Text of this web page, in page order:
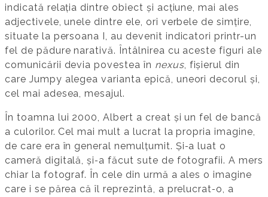
indicată relația dintre obiect și acțiune, mai ales
adjectivele, unele dintre ele, ori verbele de simțire,
situate la persoana I, au devenit indicatori printr-un
fel de pădure narativă. Întâlnirea cu aceste figuri ale
comunicării devia povestea în nexus, fișierul din
care Jumpy alegea varianta epică, uneori decorul și,
cel mai adesea, mesajul.
În toamna lui 2000, Albert a creat și un fel de bancă
a culorilor. Cel mai mult a lucrat la propria imagine,
de care era în general nemulțumit. Și‑a luat o
cameră digitală, și‑a făcut sute de fotografii. A mers
chiar la fotograf. În cele din urmă a ales o imagine
care i se părea că îl reprezintă, a prelucrat‑o, a